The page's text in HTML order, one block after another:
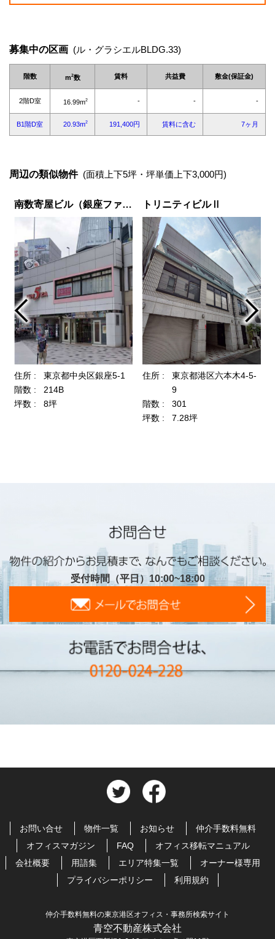
募集中の区画 (ル・グラシエルBLDG.33)
周辺の類似物件 (面積上下5坪・坪単価上下3,000円)
受付時間（平日）10:00~18:00
お問い合せ 物件一覧 お知らせ
仲介手数料無料
オフィスマガジン
FAQ
オフィス移転マニュアル
会社概要
用語集 エリア特集一覧
オーナー様専用
プライバシーポリシー
利用規約
仲介手数料無料の東京港区オフィス・事務所検索サイト
青空不動産株式会社